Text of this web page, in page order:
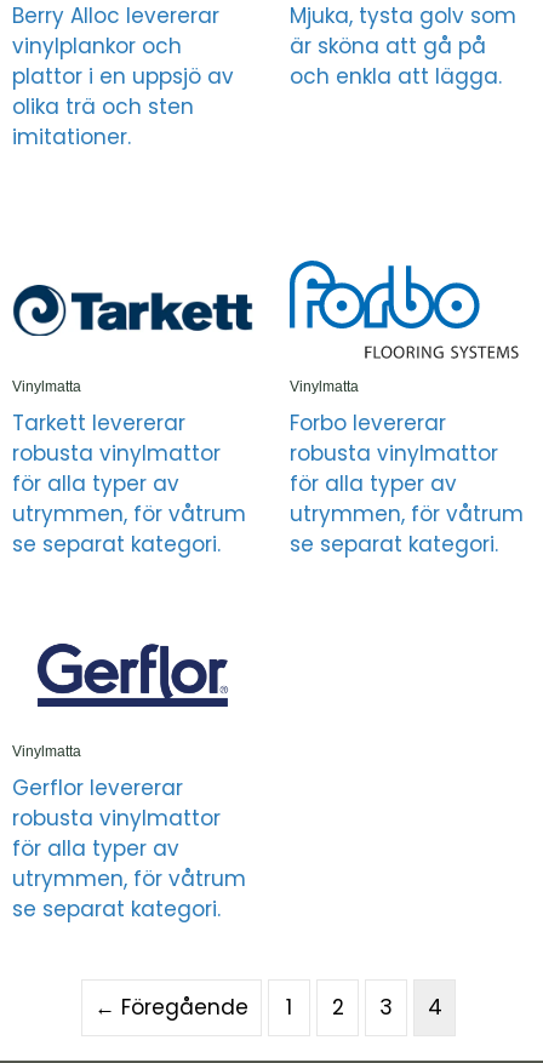
Berry Alloc levererar
vinylplankor och
plattor i en uppsjö av
olika trä och sten
imitationer.
Mjuka, tysta golv som
är sköna att gå på
och enkla att lägga.
Vinylmatta
Tarkett levererar
robusta vinylmattor
för alla typer av
utrymmen, för våtrum
se separat kategori.
Vinylmatta
Forbo levererar
robusta vinylmattor
för alla typer av
utrymmen, för våtrum
se separat kategori.
Vinylmatta
Gerflor levererar
robusta vinylmattor
för alla typer av
utrymmen, för våtrum
se separat kategori.
← Föregående 1 2 3 4